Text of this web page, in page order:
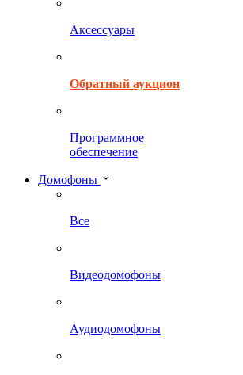
Аксессуары
Обратный аукцион
Программное
обеспечение
Домофоны
Все
Видеодомофоны
Аудиодомофоны